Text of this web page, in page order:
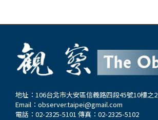
地址：106台北市大安區信義路四段45號10樓之2
Email： observer.taipei@gmail.com
電話：02-2325-5101 傳真：02-2325-5102